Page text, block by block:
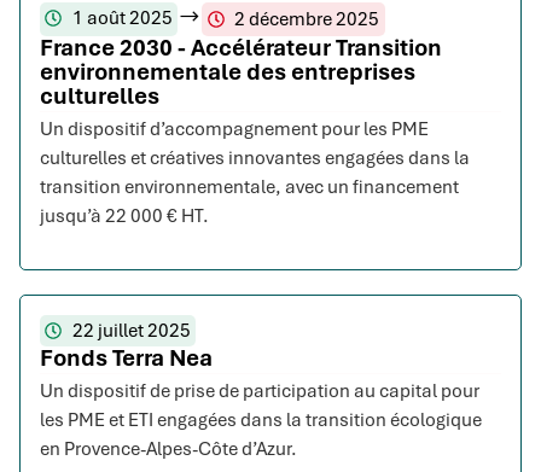
1 août 2025 2 décembre 2025
France 2030 - Accélérateur Transition
environnementale des entreprises
culturelles
Un dispositif d’accompagnement pour les PME
culturelles et créatives innovantes engagées dans la
transition environnementale, avec un financement
jusqu’à 22 000 € HT.
22 juillet 2025
Fonds Terra Nea
Un dispositif de prise de participation au capital pour
les PME et ETI engagées dans la transition écologique
en Provence-Alpes-Côte d’Azur.